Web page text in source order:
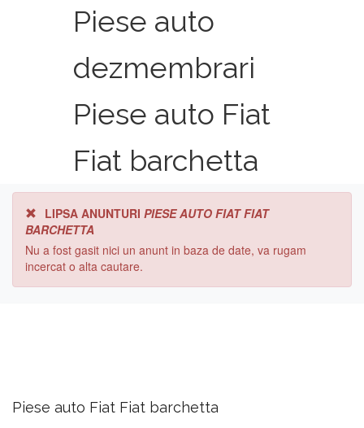
Piese auto
dezmembrari
Piese auto Fiat
Fiat barchetta
LIPSA ANUNTURI PIESE AUTO FIAT FIAT
BARCHETTA
Nu a fost gasit nici un anunt in baza de date, va rugam
incercat o alta cautare.
Piese auto Fiat Fiat barchetta